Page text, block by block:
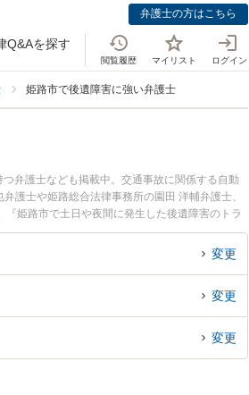
弁護士の方はこちら
Q&Aを探す
閲覧履歴 マイリスト ログイン
姫路市で後遺障害に強い弁護士
弁護士なども掲載中。交通事故に関係する自動
護士や姫路総合法律事務所の園田 洋輔弁護士、
姫路市で土日や夜間に発生した後遺障害のトラ
障害を法律相談できる姫路市内の弁護士に相談予
変更
変更
変更